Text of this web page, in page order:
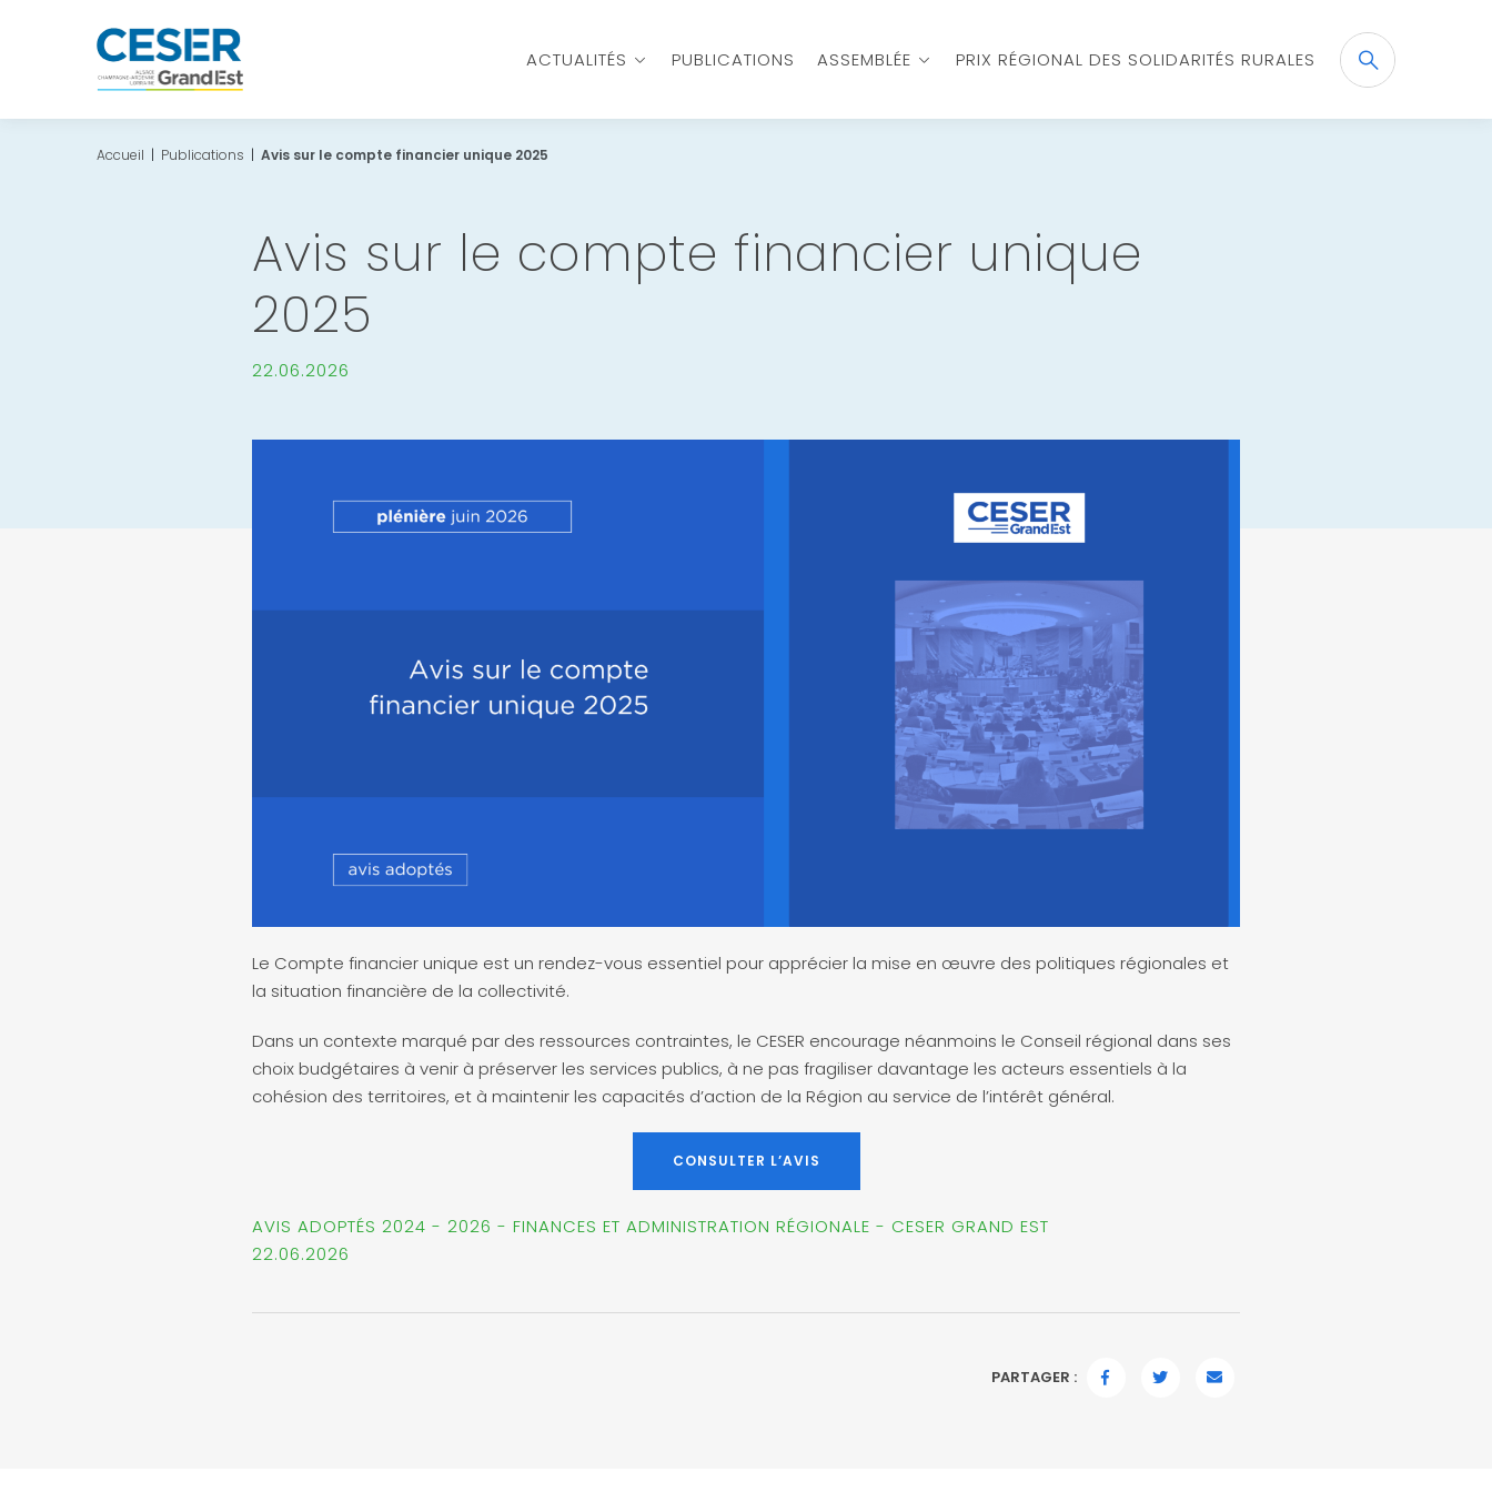
ACTUALITÉS PUBLICATIONS ASSEMBLÉE PRIX RÉGIONAL DES SOLIDARITÉS RURALESRecherche
OK
Accueil | Publications | Avis sur le compte financier unique 2025
Avis sur le compte financier unique
2025
22.06.2026
Le Compte financier unique est un rendez-vous essentiel pour apprécier la mise en œuvre des politiques régionales et
la situation financière de la collectivité.
Dans un contexte marqué par des ressources contraintes, le CESER encourage néanmoins le Conseil régional dans ses
choix budgétaires à venir à préserver les services publics, à ne pas fragiliser davantage les acteurs essentiels à la
cohésion des territoires, et à maintenir les capacités d’action de la Région au service de l’intérêt général.
CONSULTER L’AVIS
AVIS ADOPTÉS 2024 - 2026 - FINANCES ET ADMINISTRATION RÉGIONALE - CESER GRAND EST
22.06.2026
PARTAGER :